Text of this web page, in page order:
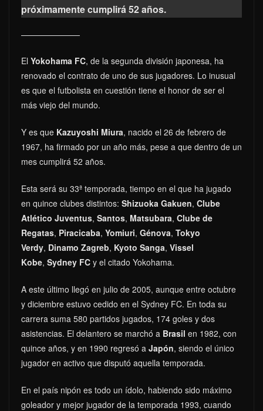
próximamente cumplirá 52 años.
El Yokohama FC, de la segunda división japonesa, ha
renovado el contrato de uno de sus jugadores. Lo inusual
es que el futbolista en cuestión tiene el honor de ser el
más viejo del mundo.
Y es que Kazuyoshi Miura, nacido el 26 de febrero de
1967, ha firmado por un año más, pese a que dentro de un
mes cumplirá 52 años.
Esta será su 33ª temporada, tiempo en el que ha jugado
en quince clubes distintos: Shizuoka Gakuen, Clube
Atlético Juventus, Santos, Matsubara, Clube de
Regatas, Piracicaba, Yomiuri, Génova, Tokyo
Verdy, Dinamo Zagreb, Kyoto Sanga, Vissel
Kobe, Sydney FC y el citado Yokohama.
A este último llegó en julio de 2005, aunque entre octubre
y diciembre estuvo cedido en el Sydney FC. En toda su
carrera suma 580 partidos jugados, 174 goles y dos
asistencias. El delantero se marchó a Brasil en 1982, con
quince años, y en 1990 regresó a Japón, siendo el único
jugador en activo que disputó aquella temporada.
En el país nipón es todo un ídolo, habiendo sido máximo
goleador y mejor jugador de la temporada 1993, cuando